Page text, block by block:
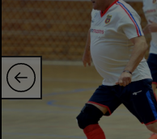
Tenis
Handbal
Natație
Formula 1